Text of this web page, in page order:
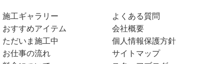
施工ギャラリー
おすすめアイテム
ただいま施工中
お仕事の流れ
よくある質問
会社概要
個人情報保護方針
サイトマップ